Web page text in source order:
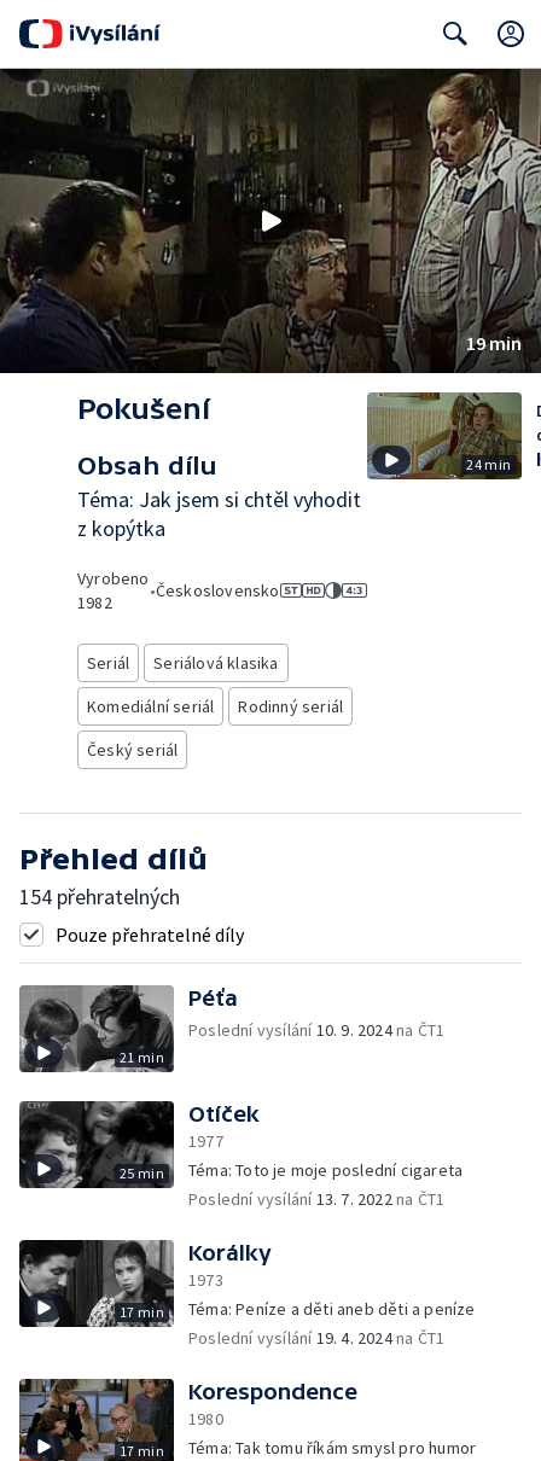
Search
19 min
Pokušení
Obsah dílu
Téma: Jak jsem si chtěl vyhodit
z kopýtka
Vyrobeno
1982
•Československo
Seriál
Seriálová klasika
Komediální seriál
Rodinný seriál
Český seriál
24 min
Přehled dílů
154 přehratelných
Pouze přehratelné díly
21 min
Péťa
Poslední vysílání10. 9. 2024na ČT1
25 min
Otíček
1977
Téma: Toto je moje poslední cigareta
Poslední vysílání13. 7. 2022na ČT1
17 min
Korálky
1973
Téma: Peníze a děti aneb děti a peníze
Poslední vysílání19. 4. 2024na ČT1
17 min
Korespondence
1980
Téma: Tak tomu říkám smysl pro humor